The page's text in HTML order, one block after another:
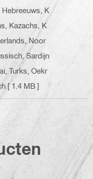
Hebreeuws, K
Kazachs, K
Noor
Sardijn
Turks, Oekr
[ 1.4 MB ]